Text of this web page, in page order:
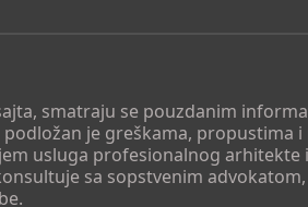
smatraju se pouzdanim
je greškama, propustima
usluga profesionalnog
sa sopstvenim